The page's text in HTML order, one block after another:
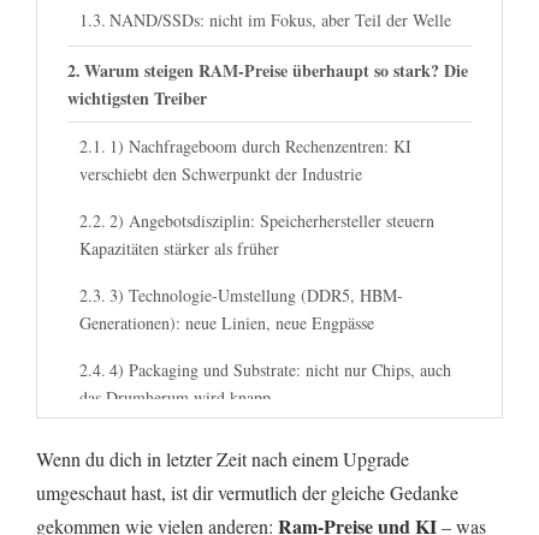
NAND/SSDs: nicht im Fokus, aber Teil der Welle
Warum steigen RAM-Preise überhaupt so stark? Die
wichtigsten Treiber
1) Nachfrageboom durch Rechenzentren: KI
verschiebt den Schwerpunkt der Industrie
2) Angebotsdisziplin: Speicherhersteller steuern
Kapazitäten stärker als früher
3) Technologie-Umstellung (DDR5, HBM-
Generationen): neue Linien, neue Engpässe
4) Packaging und Substrate: nicht nur Chips, auch
das Drumherum wird knapp
Was KI damit zu tun hat – ganz konkret und ohne
Buzzwords
Wenn du dich in letzter Zeit nach einem Upgrade
umgeschaut hast, ist dir vermutlich der gleiche Gedanke
gekommen wie vielen anderen: Ram-Preise und KI– was